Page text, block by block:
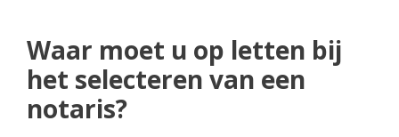
Waar moet u op letten bij
het selecteren van een
notaris?